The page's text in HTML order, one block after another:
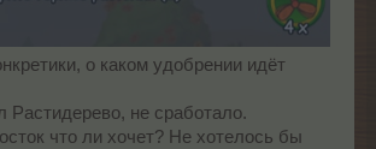
о каком удобрении идёт
Растидерево, не сработало.
что ли хочет? Не хотелось бы